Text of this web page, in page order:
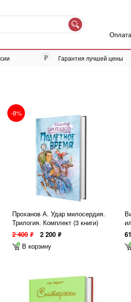
Гарантия лучшей цены
-8%
Проханов А. Удар милосердия.
Трилогия. Комплект (3 книги)
2 400 ф 2 200 ф
В корзину